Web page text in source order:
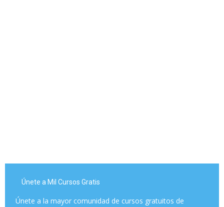
Únete a Mil Cursos Gratis
Únete a la mayor comunidad de cursos gratuitos de